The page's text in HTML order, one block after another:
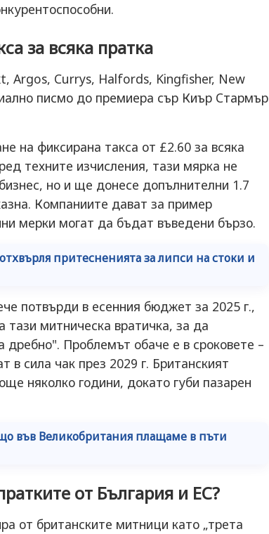
за всяка пратка
Argos, Currys, Halfords, Kingfisher, New
писмо до премиера сър Киър Стармър
на фиксирана такса от £2.60 за всяка
техните изчисления, тази мярка не
но и ще донесе допълнителни 1.7
Компаниите дават за пример
мерки могат да бъдат въведени бързо.
притесненията за липси на стоки и
потвърди в есенния бюджет за 2025 г.,
тази митническа вратичка, за да
дребно". Проблемът обаче е в сроковете –
сила чак през 2029 г. Британският
няколко години, докато губи пазарен
във Великобритания плащаме в пъти
от България и ЕС?
от британските митници като „трета